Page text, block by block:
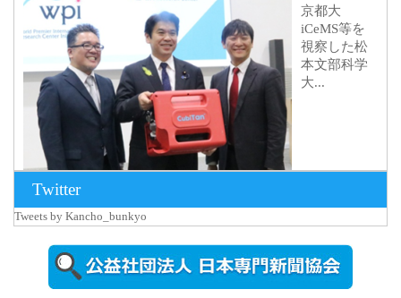
京都大
iCeMS等を
視察した松
本文部科学
大...
2026年8月5日
更新
農工大で大
Twitter
Tweets by Kancho_bunkyo